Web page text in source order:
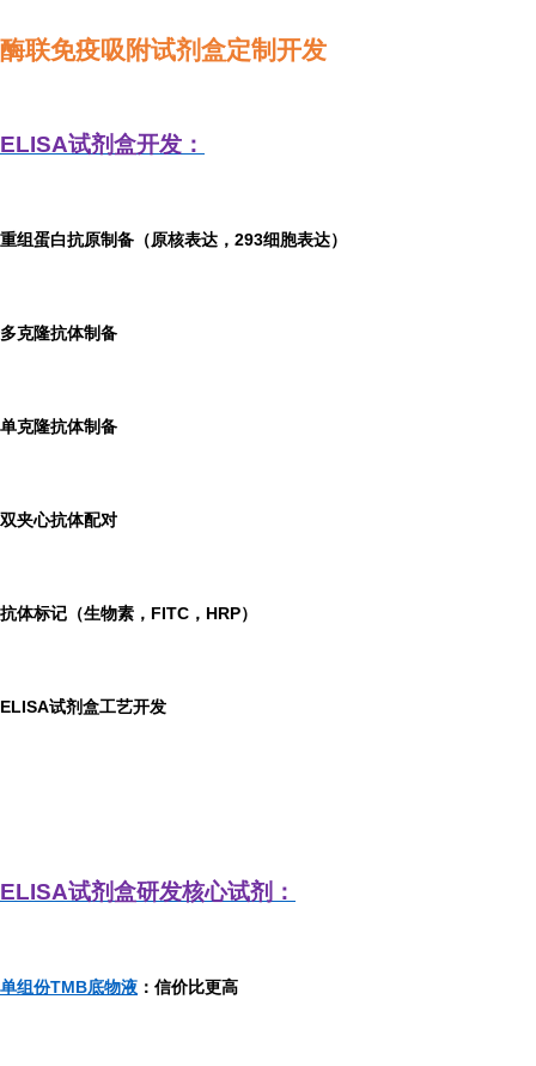
酶联免疫吸附试剂盒定制开发
ELISA试剂盒开发：
重组蛋白抗原制备（原核表达，293细胞表达）
多克隆抗体制备
单克隆抗体制备
双夹心抗体配对
抗体标记（生物素，FITC，HRP）
ELISA试剂盒工艺开发
ELISA试剂盒研发核心试剂：
单组份TMB底物液 ：信价比更高